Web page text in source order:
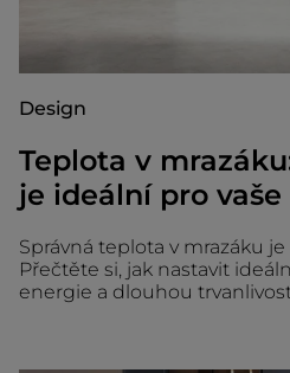
Design
Teplota v
je ideální pro
Správná teplota v mrazáku
Přečtěte si, jak nastavit
energie a dlouhou